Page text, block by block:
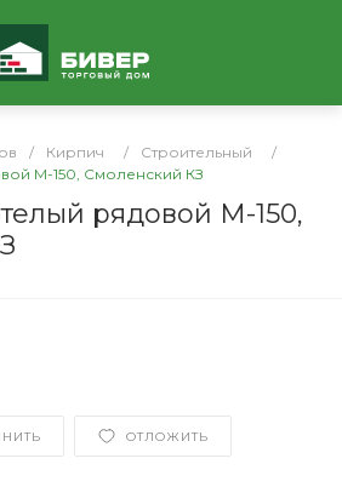
/ Кирпич / Строительный
/
М-150, Смоленский КЗ
рядовой М-150,
ОТЛОЖИТЬ